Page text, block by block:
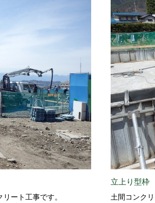
ート工事です。
立上り型枠
土間コンク